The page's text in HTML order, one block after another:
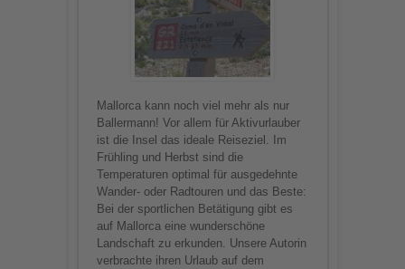
–
Fernwandern
dem
GR221
Mallorca kann noch viel mehr als nur
Ballermann! Vor allem für Aktivurlauber
ist die Insel das ideale Reiseziel. Im
Frühling und Herbst sind die
Temperaturen optimal für ausgedehnte
Wander- oder Radtouren und das Beste:
Bei der sportlichen Betätigung gibt es
auf Mallorca eine wunderschöne
Landschaft zu erkunden. Unsere Autorin
verbrachte ihren Urlaub auf dem